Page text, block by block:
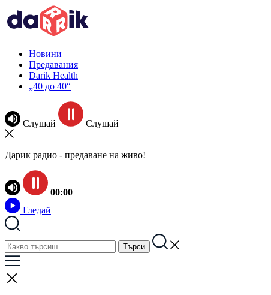
Новини
Предавания
Darik Health
„40 до 40“
Слушай Слушай
Дарик радио - предаване на живо!
00:00
Гледай